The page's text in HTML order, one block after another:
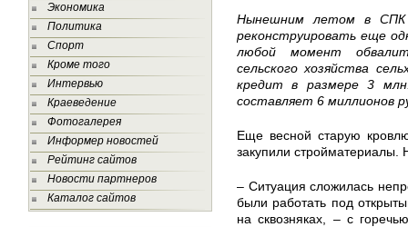
Экономика
Политика
Спорт
Кроме того
Интервью
Краеведение
Фотогалерея
Информер новостей
Рейтинг сайтов
Новости партнеров
Каталог сайтов
Нынешним летом в СПК
реконструировать еще
любой момент
сельского хозяйства
кредит в размере 3
составляет 6 миллионов
Еще весной старую
закупили стройматериалы.
– Ситуация сложилась
были работать под
на сквозняках, – с